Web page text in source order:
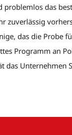
problemlos das
zuverlässig
das die Probe
Programm an
Unternehmen